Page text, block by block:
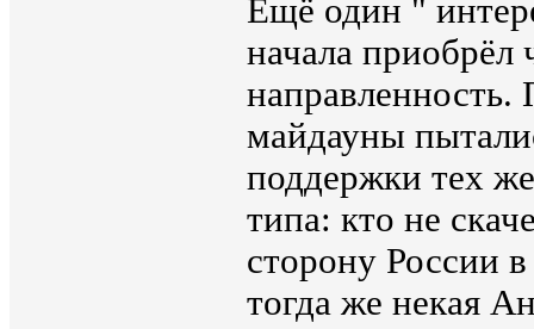
Ещё один "
начала
направленность.
майдауны
поддержки тех
типа: кто не
сторону России
тогда же некая